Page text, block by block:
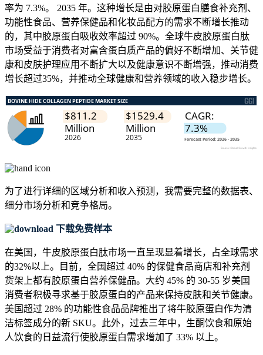
率为 7.3%。 2035 年。这种增长是由对胶原蛋白膳食补充剂、
功能性食品、营养保健品和化妆品配方的需求不断增长推动
的，其中胶原蛋白吸收效率超过 90%。全球牛皮胶原蛋白肽
市场受益于消费者对富含蛋白质产品的偏好不断增加、关节健
康和皮肤护理应用不断扩大以及健康意识不断增强，推动消费
增长超过35%，并推动全球健康和营养领域的收入稳步增长。
为了进行详细的区域分析和收入预测，我需要完整的数据表、
细分市场分析和竞争格局。
下载免费样本
在美国，牛皮胶原蛋白肽市场一直呈现显着增长，占全球需求
的32%以上。目前，全国超过 40% 的保健食品商店和补充剂
货架上都有胶原蛋白营养保健品。大约 45% 的 30-55 岁美国
消费者积极寻求基于胶原蛋白的产品来保持皮肤和关节健康。
美国超过 28% 的功能性食品品牌推出了将牛胶原蛋白作为清
洁标签成分的新 SKU。此外，过去三年中，生酮饮食和原始
人饮食的日益流行使胶原蛋白需求增加了 33% 以上。